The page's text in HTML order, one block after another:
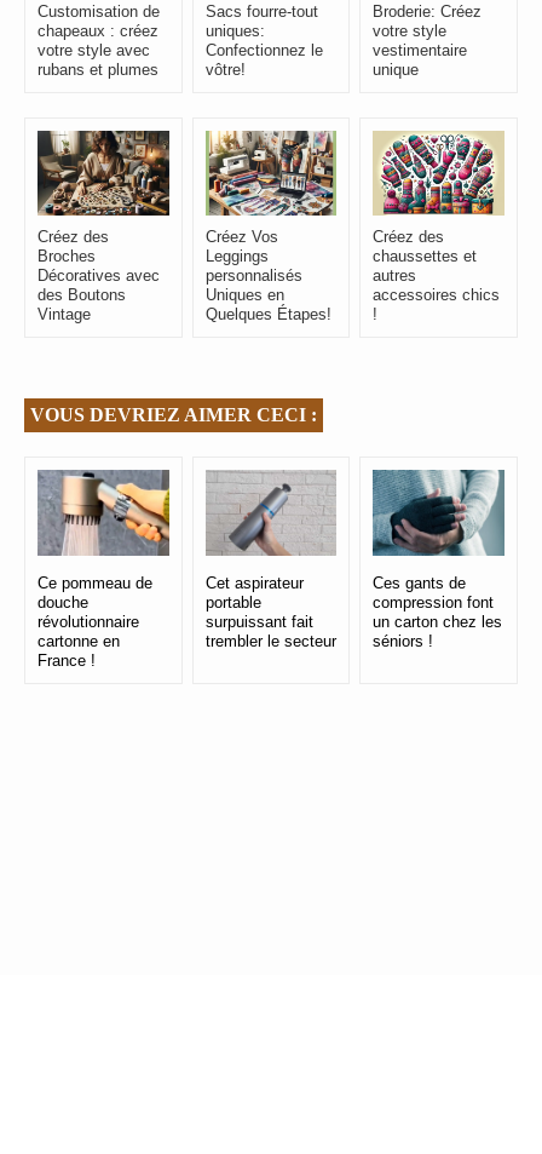
Customisation de
chapeaux : créez
votre style avec
rubans et plumes
Sacs fourre-tout
uniques:
Confectionnez le
vôtre!
Broderie: Créez
votre style
vestimentaire
unique
Créez des
Broches
Décoratives avec
des Boutons
Vintage
Créez Vos
Leggings
personnalisés
Uniques en
Quelques Étapes!
Créez des
chaussettes et
autres
accessoires chics
!
VOUS DEVRIEZ AIMER CECI :
Ce pommeau de
douche
révolutionnaire
cartonne en
France !
Cet aspirateur
portable
surpuissant fait
trembler le secteur
Ces gants de
compression font
un carton chez les
séniors !